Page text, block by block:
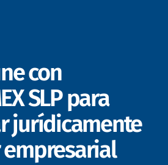
con
SLP para
jurídicamente